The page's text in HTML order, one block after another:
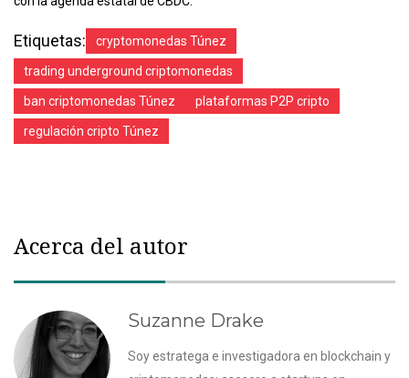
Etiquetas: cryptomonedas Túnez
trading underground criptomonedas
ban criptomonedas Túnez plataformas P2P cripto
regulación cripto Túnez
Acerca del autor
Suzanne Drake
Soy estratega e investigadora en blockchain y